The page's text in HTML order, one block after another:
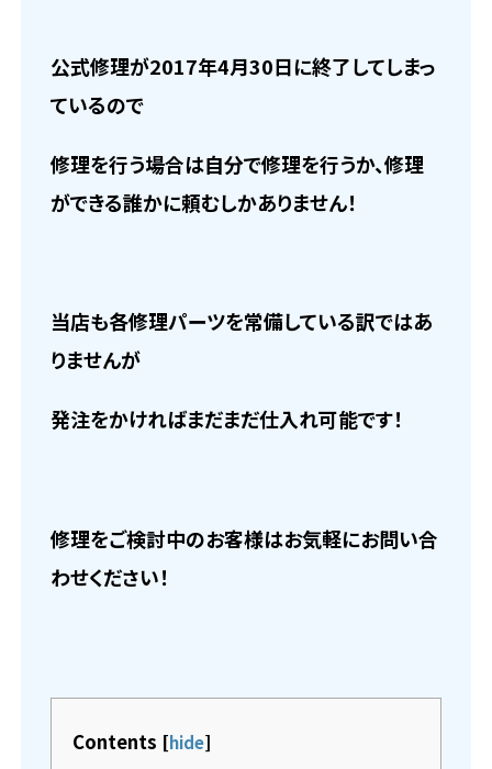
公式修理が2017年4月30日に終了してしまっ
ているので
修理を行う場合は自分で修理を行うか、修理
ができる誰かに頼むしかありません！
当店も各修理パーツを常備している訳ではあ
りませんが
発注をかければまだまだ仕入れ可能です！
修理をご検討中のお客様はお気軽にお問い合
わせください！
Contents [hide]